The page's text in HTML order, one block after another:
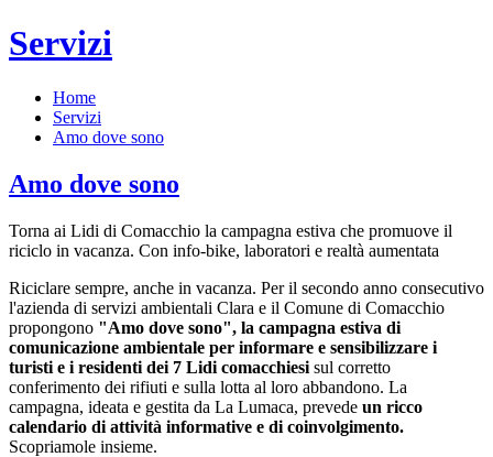
Servizi
Home
Servizi
Amo dove sono
Amo dove sono
Torna ai Lidi di Comacchio la campagna estiva che promuove il
riciclo in vacanza. Con info-bike, laboratori e realtà aumentata
Riciclare sempre, anche in vacanza. Per il secondo anno consecutivo
l'azienda di servizi ambientali Clara e il Comune di Comacchio
propongono "Amo dove sono", la campagna estiva di
comunicazione ambientale per informare e sensibilizzare i
turisti e i residenti dei 7 Lidi comacchiesi sul corretto
conferimento dei rifiuti e sulla lotta al loro abbandono. La
campagna, ideata e gestita da La Lumaca, prevede un ricco
calendario di attività informative e di coinvolgimento.
Scopriamole insieme.